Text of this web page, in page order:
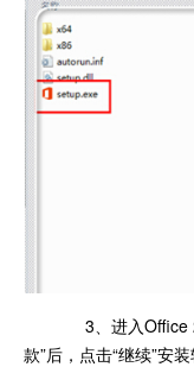
3、进入Office
款”后，点击“继续”安装